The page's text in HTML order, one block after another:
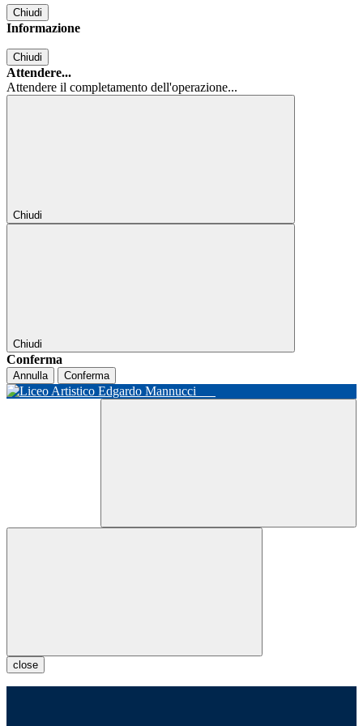
Chiudi
Informazione
Chiudi
Attendere...
Attendere il completamento dell'operazione...
Chiudi
Chiudi
Conferma
Annulla Conferma
close